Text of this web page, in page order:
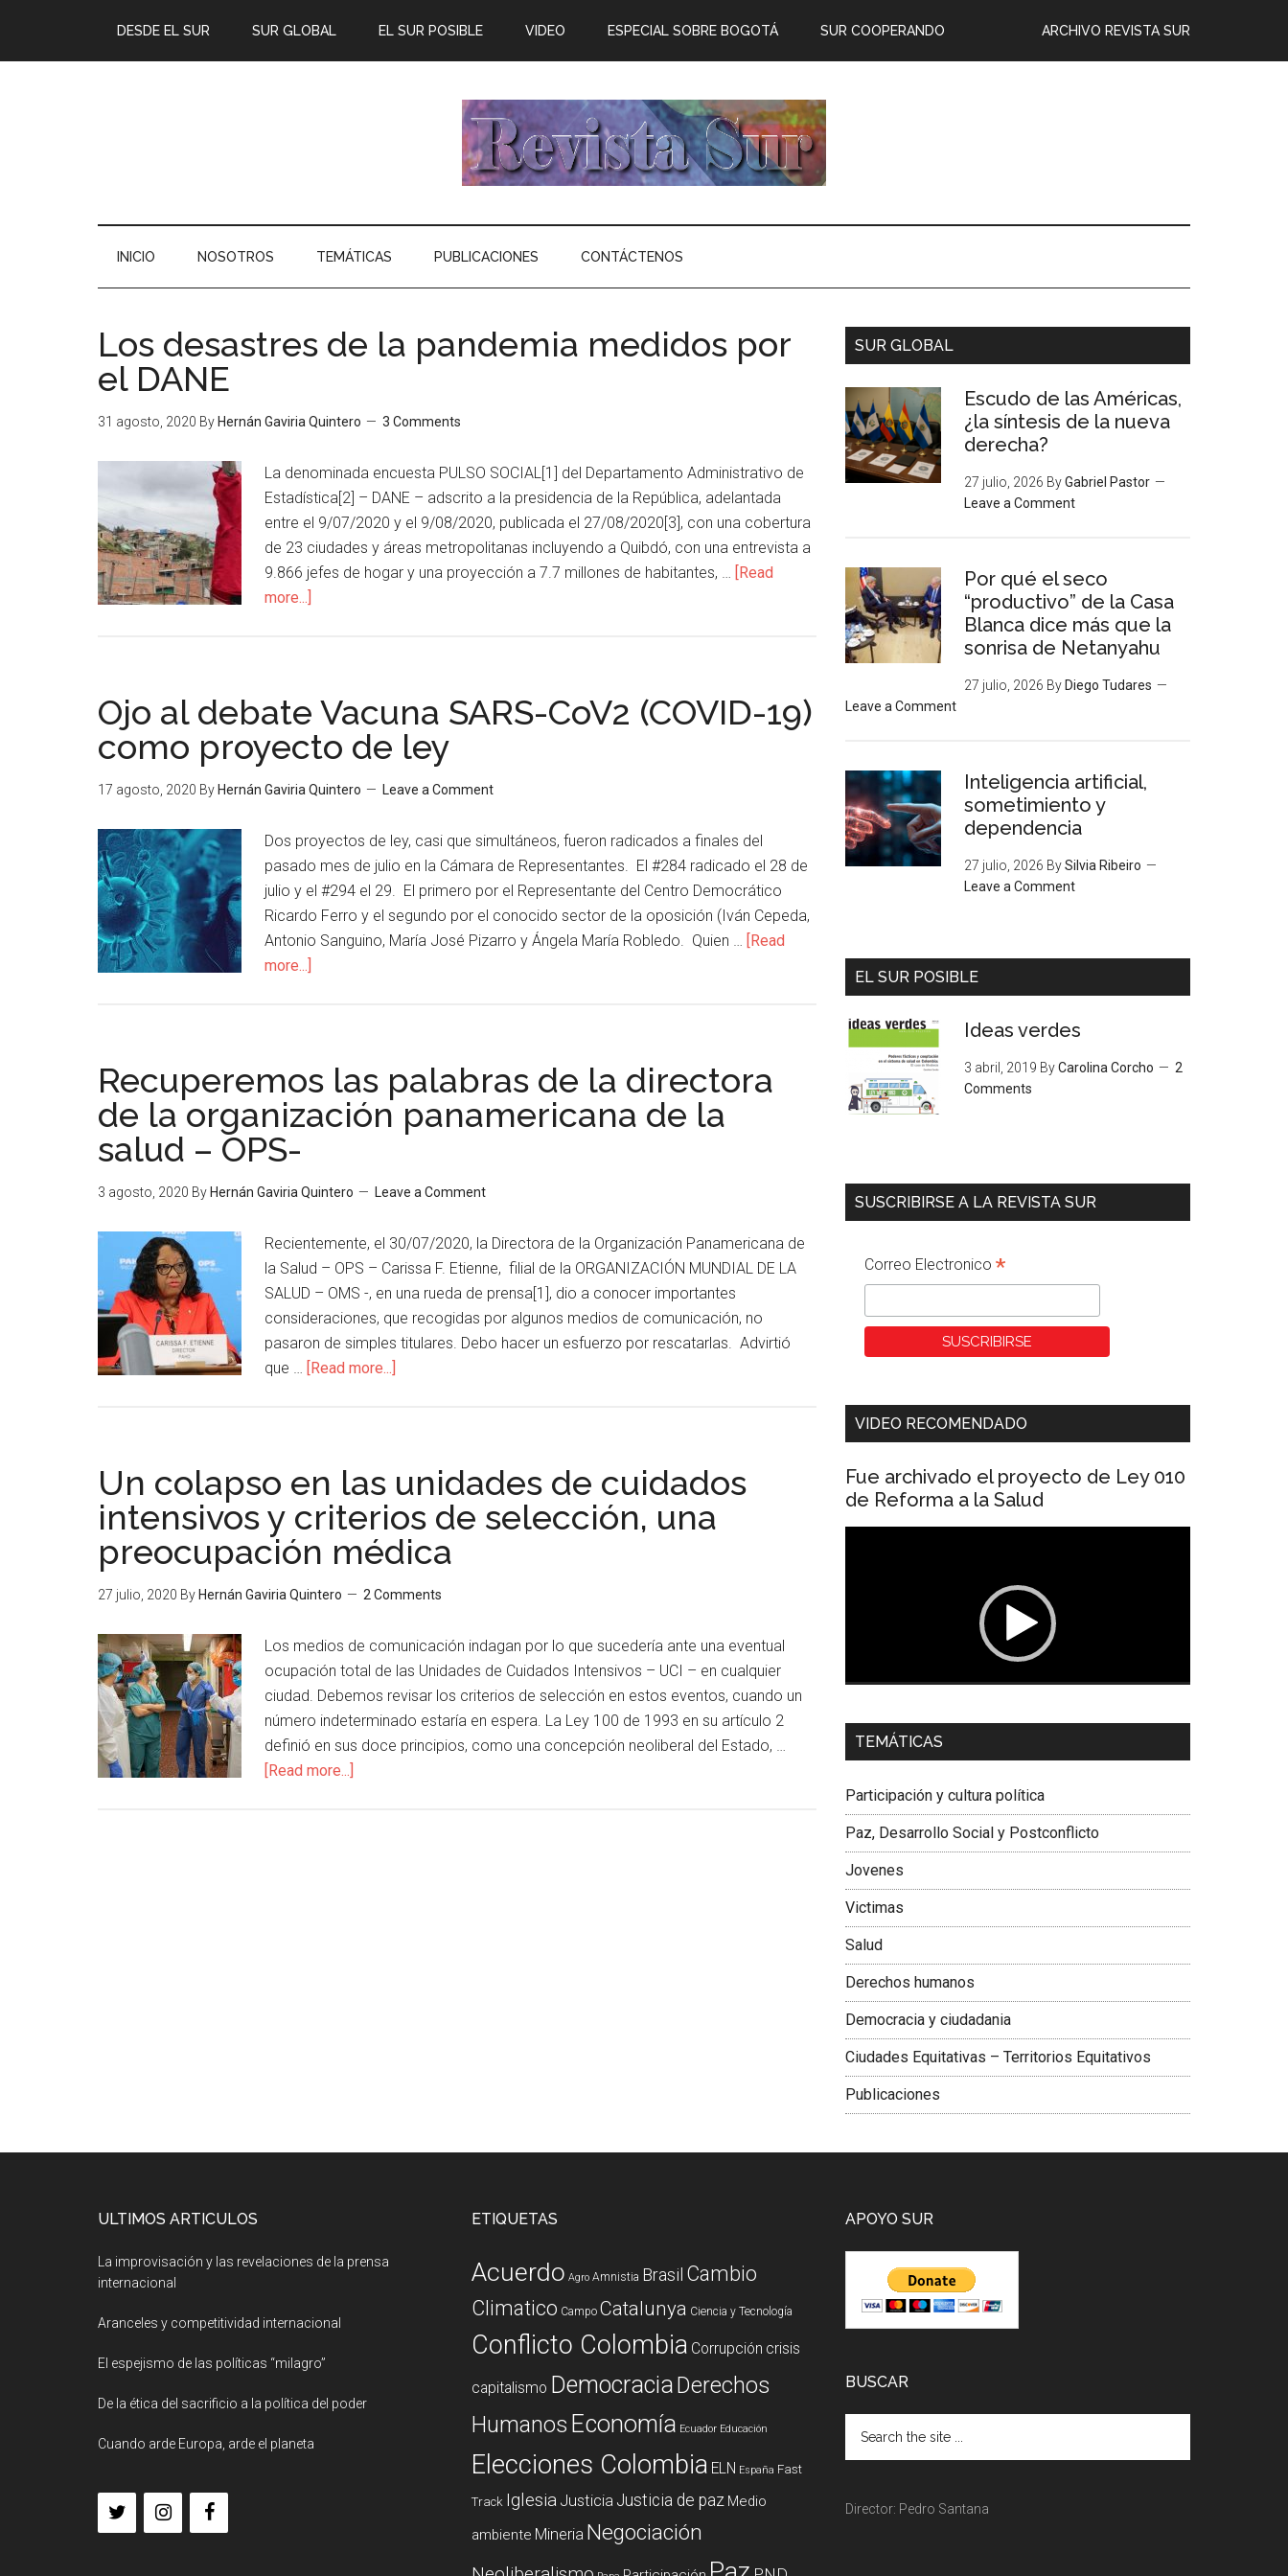
DESDE EL SUR SUR GLOBAL EL SUR POSIBLE ARCHIVO REVISTA SUR
VIDEO ESPECIAL SOBRE BOGOTÁ SUR COOPERANDO
INICIO NOSOTROS TEMÁTICAS PUBLICACIONES CONTÁCTENOS
Los desastres de la pandemia medidos por
el DANE
31 agosto, 2020 By Hernán Gaviria Quintero 3 Comments
La denominada encuesta PULSO SOCIAL[1] del Departamento Administrativo de
Estadística[2] – DANE – adscrito a la presidencia de la República, adelantada
entre el 9/07/2020 y el 9/08/2020, publicada el 27/08/2020[3], con una cobertura
de 23 ciudades y áreas metropolitanas incluyendo a Quibdó, con una entrevista a
9.866 jefes de hogar y una proyección a 7.7 millones de habitantes, … [Read
more...]
Ojo al debate Vacuna SARS-CoV2 (COVID-19)
como proyecto de ley
17 agosto, 2020 By Hernán Gaviria Quintero Leave a Comment
Dos proyectos de ley, casi que simultáneos, fueron radicados a finales del
pasado mes de julio en la Cámara de Representantes. El #284 radicado el 28 de
julio y el #294 el 29. El primero por el Representante del Centro Democrático
Ricardo Ferro y el segundo por el conocido sector de la oposición (Iván Cepeda,
Antonio Sanguino, María José Pizarro y Ángela María Robledo. Quien … [Read
more...]
Recuperemos las palabras de la directora
de la organización panamericana de la
salud – OPS-
3 agosto, 2020 By Hernán Gaviria Quintero Leave a Comment
Recientemente, el 30/07/2020, la Directora de la Organización Panamericana de
la Salud – OPS – Carissa F. Etienne, filial de la ORGANIZACIÓN MUNDIAL DE LA
SALUD – OMS -, en una rueda de prensa[1], dio a conocer importantes
consideraciones, que recogidas por algunos medios de comunicación, no
pasaron de simples titulares. Debo hacer un esfuerzo por rescatarlas. Advirtió
que … [Read more...]
Un colapso en las unidades de cuidados
intensivos y criterios de selección, una
preocupación médica
27 julio, 2020 By Hernán Gaviria Quintero 2 Comments
Los medios de comunicación indagan por lo que sucedería ante una eventual
ocupación total de las Unidades de Cuidados Intensivos – UCI – en cualquier
ciudad. Debemos revisar los criterios de selección en estos eventos, cuando un
número indeterminado estaría en espera. La Ley 100 de 1993 en su artículo 2
definió en sus doce principios, como una concepción neoliberal del Estado, …
[Read more...]
SUR GLOBAL
Escudo de las Américas,
¿la síntesis de la nueva
derecha?
27 julio, 2026 ByGabriel Pastor
Leave a Comment
Por qué el seco
“productivo” de la Casa
Blanca dice más que la
sonrisa de Netanyahu
27 julio, 2026 By Diego Tudares
Leave a Comment
Inteligencia artificial,
sometimiento y
dependencia
27 julio, 2026 BySilvia Ribeiro
Leave a Comment
EL SUR POSIBLE
Ideas verdes
3 abril, 2019 ByCarolina Corcho
2
Comments
SUSCRIBIRSE A LA REVISTA SUR
Correo Electronico *
VIDEO RECOMENDADO
Fue archivado el proyecto de Ley 010
de Reforma a la Salud
Dra. Carolina Corcho Mejía,
Latinoamericana Sur, Vicepresidenta Federación
TEMÁTICAS
Participación y cultura política
Paz, Desarrollo Social y Postconflicto
Jovenes
Victimas
Salud
Derechos humanos
Democracia y ciudadania
Ciudades Equitativas – Territorios Equitativos
Publicaciones
ULTIMOS ARTICULOS
La improvisación y las revelaciones de la prensa
internacional
Aranceles y competitividad internacional
El espejismo de las políticas “milagro”
De la ética del sacrificio a la política del poder
Cuando arde Europa, arde el planeta
ETIQUETAS
Acuerdo Agro Amnistia Brasil Cambio
Climatico Campo Catalunya Ciencia y Tecnología
Conflicto Colombia Corrupción crisis
capitalismo DemocraciaDerechos
Humanos Economía Ecuador Educación
Elecciones Colombia ELN España Fast
Track Iglesia Justicia Justicia de paz Medio
ambiente Mineria Negociación
APOYO SUR
BUSCAR
Director: Pedro Santana